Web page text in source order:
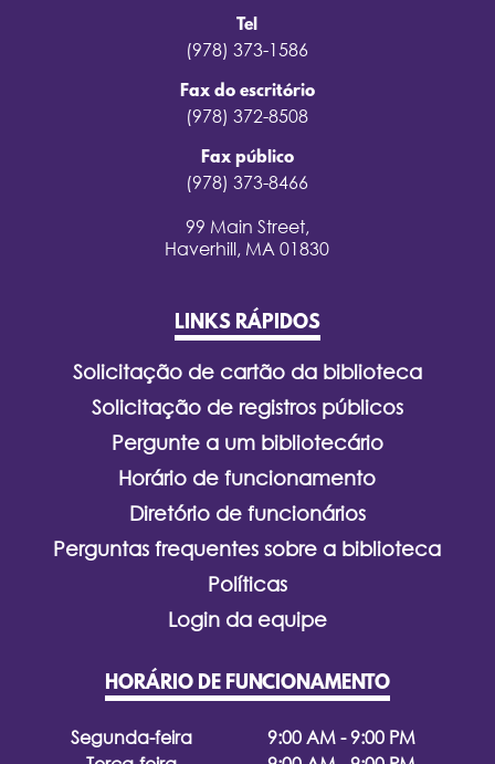
Tel
(978) 373-1586
Fax do escritório
(978) 372-8508
Fax público
(978) 373-8466
99 Main Street,
Haverhill, MA 01830
LINKS RÁPIDOS
Solicitação de cartão da biblioteca
Solicitação de registros públicos
Pergunte a um bibliotecário
Horário de funcionamento
Diretório de funcionários
Perguntas frequentes sobre a biblioteca
Políticas
Login da equipe
HORÁRIO DE FUNCIONAMENTO
Segunda-feira
9:00 AM - 9:00 PM